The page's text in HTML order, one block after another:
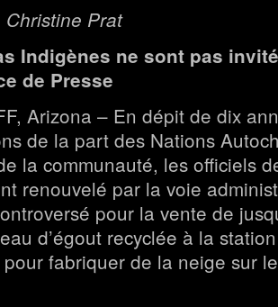
Christine Prat
Indigènes ne sont pas
de Presse
Arizona – En dépit de dix
de la part des Nations
la communauté, les officiels
renouvelé par la voie
pour la vente de
d’égout recyclée à la
fabriquer de la neige sur